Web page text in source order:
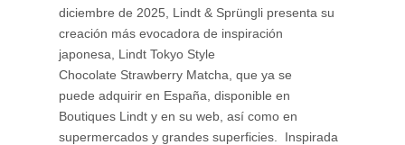
diciembre de 2025, Lindt & Sprüngli presenta su
creación más evocadora de inspiración
japonesa, Lindt Tokyo Style
Chocolate Strawberry Matcha, que ya se
puede adquirir en España, disponible en
Boutiques Lindt y en su web, así como en
supermercados y grandes superficies. Inspirada